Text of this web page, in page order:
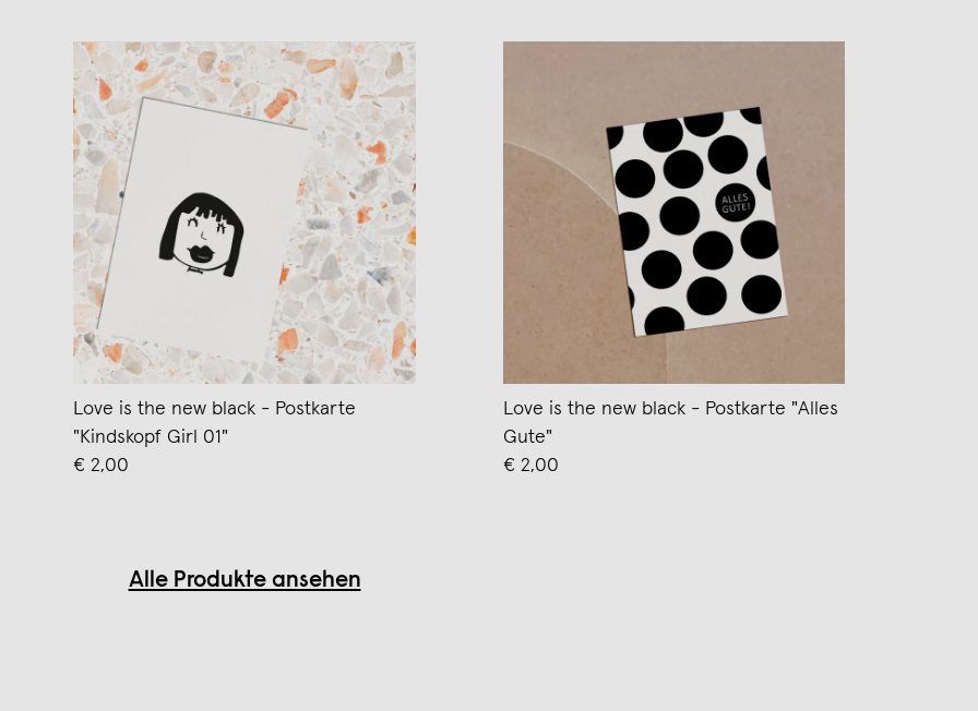
Love is the new black - Postkarte
"Kindskopf Girl 01"
€ 2,00
Love is the new black - Postkarte "Alles
Gute"
€ 2,00
Alle Produkte ansehen